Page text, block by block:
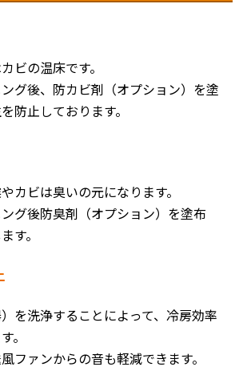
ビの温床です。
グ後、防カビ剤（オプション）を塗
防止しております。
カビは臭いの元になります。
グ後防臭剤（オプション）を塗布
す。
を洗浄することによって、冷房効率
。
ファンからの音も軽減できます。